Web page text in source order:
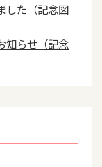
した（記念図
知らせ（記念